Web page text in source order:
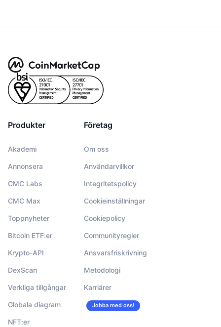
Produkter
Akademi
Annonsera
CMC Labs
CMC Max
Toppnyheter
Bitcoin ETF:er
Krypto-API
DexScan
Verkliga tillgångar
Globala diagram
NFT:er
Företag
Om oss
Användarvillkor
Integritetspolicy
Cookieinställningar
Cookiepolicy
Communityregler
Ansvarsfriskrivning
Metodologi
Karriärer
Jobba med oss!